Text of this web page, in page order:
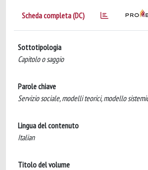
Scheda completa (DC)
Sottotipologia
Capitolo o saggio
Parole chiave
Servizio sociale, modelli teorici, modello
Lingua del contenuto
Italian
Titolo del volume